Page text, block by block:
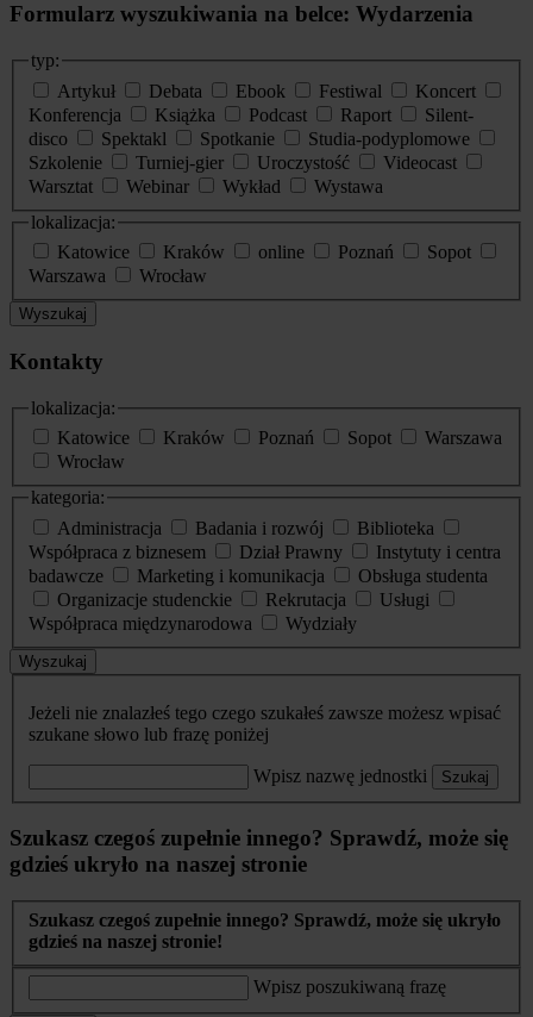
Formularz wyszukiwania na belce: Wydarzenia
typ:
Artykuł
Debata Ebook Festiwal
Koncert
Konferencja
Książka Podcast Raport
Silent-
disco
Spektakl Spotkanie
Studia-podyplomowe
Szkolenie
Turniej-gier Uroczystość
Videocast
Warsztat
Webinar Wykład
Wystawa
lokalizacja:
Katowice
Kraków online Poznań
Sopot
Warszawa
Wrocław
Wyszukaj
Kontakty
lokalizacja:
Katowice
Kraków Poznań Sopot
Warszawa
Wrocław
kategoria:
Administracja
Badania i rozwój
Biblioteka
Współpraca z biznesem
Dział Prawny
Instytuty i centra
badawcze
Marketing i komunikacja
Obsługa studenta
Organizacje studenckie
Rekrutacja
Usługi
Współpraca międzynarodowa
Wydziały
Wyszukaj
Jeżeli nie znalazłeś tego czego szukałeś zawsze możesz wpisać
szukane słowo lub frazę poniżej
Wpisz nazwę jednostki Szukaj
Szukasz czegoś zupełnie innego? Sprawdź, może się
gdzieś ukryło na naszej stronie
Szukasz czegoś zupełnie innego? Sprawdź, może się ukryło
gdzieś na naszej stronie!
Wpisz poszukiwaną frazę